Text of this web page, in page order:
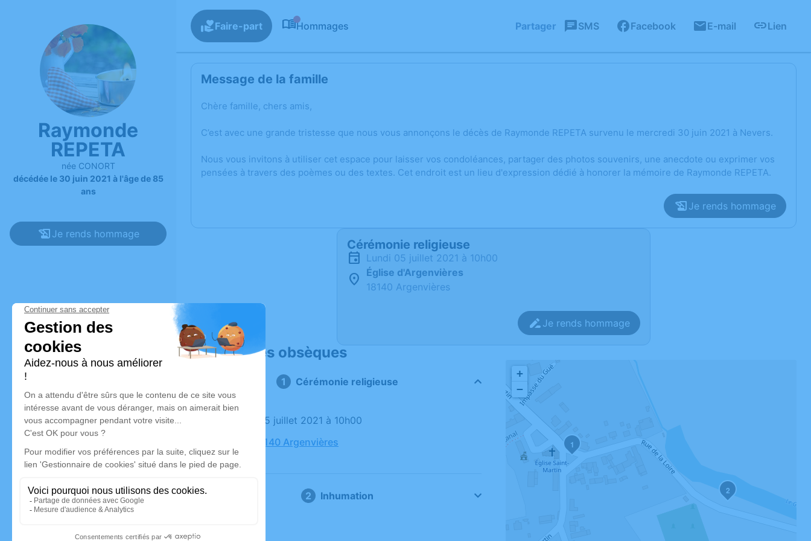
Raymonde
REPETA
née CONORT
décédée le 30 juin 2021 à l'âge de 85
ans
Je rends hommage
Faire-part Hommages Partager SMS Facebook E-mail Lien
Message de la famille
Chère famille, chers amis,
C’est avec une grande tristesse que nous vous annonçons le décès de Raymonde REPETA survenu le mercredi 30 juin 2021 à Nevers.
Nous vous invitons à utiliser cet espace pour laisser vos condoléances, partager des photos souvenirs, une anecdote ou exprimer vos
pensées à travers des poèmes ou des textes. Cet endroit est un lieu d'expression dédié à honorer la mémoire de Raymonde REPETA.
Je rends hommage
Cérémonie religieuse
lundi 05 juillet 2021 à 10h00
Église d'Argenvières
18140 Argenvières
Je rends hommage
Déroulé des obsèques
Cérémonie religieuse
Le lundi 05 juillet 2021 à 10h00
Église, 18140 Argenvières
Inhumation
1
2
+
−